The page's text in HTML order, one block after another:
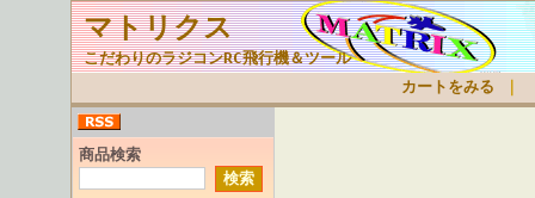
マトリクス
こだわりのラジコンRC飛行機＆ツール
カートをみる
商品検索